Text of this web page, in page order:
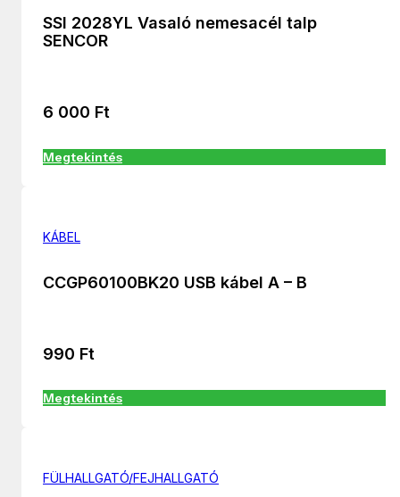
SSI 2028YL Vasaló nemesacél talp
SENCOR
6 000 Ft
Megtekintés
KÁBEL
CCGP60100BK20 USB kábel A – B
990 Ft
Megtekintés
FÜLHALLGATÓ/FEJHALLGATÓ